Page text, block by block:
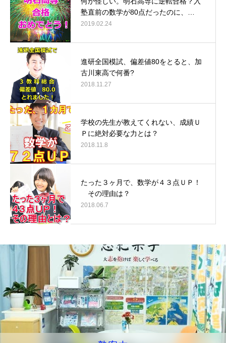
塾直前の数学が80点だったのに、…
2019.02.24
進研全国模試、偏差値80をとると、加
古川東高で何番?
2018.11.27
学校の先生が教えてくれない、成績Ｕ
Ｐに絶対必要な力とは？
2018.11.8
たった３ヶ月で、数学が４３点ＵＰ！
その理由は？
2018.06.7